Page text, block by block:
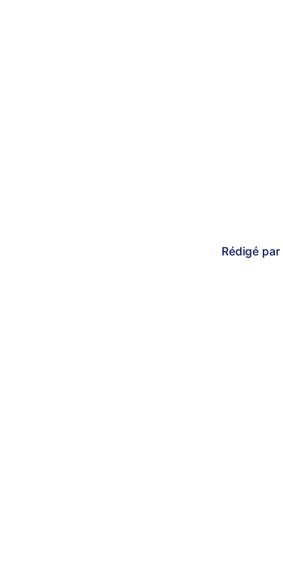
Rédigé par